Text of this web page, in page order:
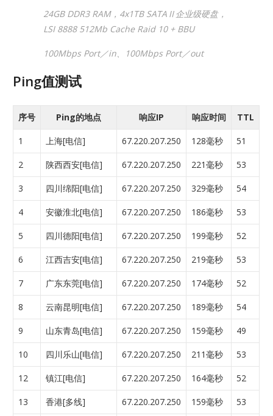
24GB DDR3 RAM，4x1TB SATAⅡ企业级硬盘，
LSI 8888 512Mb Cache Raid 10 + BBU
100Mbps Port／in、100Mbps Port／out
Ping值测试
序号 Ping的地点 响应IP 响应时间 TTL
1 上海[电信] 67.220.207.250 128毫秒 51
2 陕西西安[电信] 67.220.207.250 221毫秒 53
3 四川绵阳[电信] 67.220.207.250 329毫秒 54
4 安徽淮北[电信] 67.220.207.250 186毫秒 53
5 四川德阳[电信] 67.220.207.250 199毫秒 52
6 江西吉安[电信] 67.220.207.250 219毫秒 53
7 广东东莞[电信] 67.220.207.250 174毫秒 52
8 云南昆明[电信] 67.220.207.250 189毫秒 54
9 山东青岛[电信] 67.220.207.250 159毫秒 49
10 四川乐山[电信] 67.220.207.250 211毫秒 53
12 镇江[电信] 67.220.207.250 164毫秒 52
13 香港[多线] 67.220.207.250 159毫秒 53